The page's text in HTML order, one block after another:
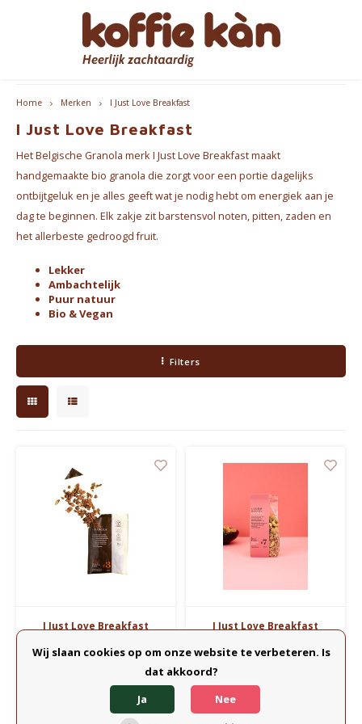
Hoofdmenu / koffie
Koffie - Bonen & Gemalen
Koffiepads en -cups
Koffie accessoires
Hoofdmenu / thee
Thee
Chai
Thee Accessoires
Hoofdmenu / bekers
Take Away Bekers
Koffie- en theekopjes
Hoofdmenu / accessoires
Koffiezetapparaten
Jura Onderhoudsproducten
Home Barista Tools
Koffiemolens
Waterkokers
Chocolade, granola en Drankpoeders
Ontbijt en Lunch
Happy stuff
Hoofdmenu / cadeautips
Voor HAAR
voor HEM
Geschenkpakketten
Everything Pink
Hoofdmenu
English
Français
gratis levering vanaf 60€ - B/NL
Home Merken I Just Love Breakfast
I Just Love Breakfast
Het Belgische Granola merk I Just Love Breakfast maakt
handgemaakte bio granola die zorgt voor een portie dagelijks
ontbijtgeluk en je alles geeft wat je nodig hebt om energiek aan je
dag te beginnen. Elk zakje zit barstensvol noten, pitten, zaden en
het allerbeste gedroogd fruit.
Lekker
Ambachtelijk
Puur natuur
Bio & Vegan
Filters
I Just Love Breakfast
Geniet van de intense pure
smaak van chocolade met de
100% Cocoa Granola van I Just
I Just Love Breakfast
Verschillende
Handgemaakte bio granola die
zorgt voor een portie
Wij slaan cookies op om onze website te verbeteren. Is
dat akkoord?
Ja
Nee